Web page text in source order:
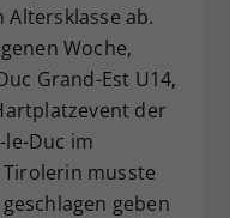
ab.
Woche,
Grand-Est U14,
der
Duc im
musste
geben